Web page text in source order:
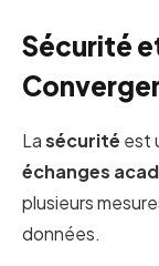
Sécurité
Lasécurité est
échanges
plusieurs
données.